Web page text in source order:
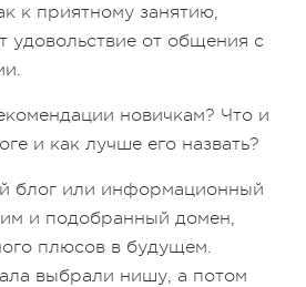
к приятному занятию,
удовольствие от общения с
новичкам? Что и
и как лучше его назвать?
блог или информационный
и подобранный домен,
плюсов в будущем.
выбрали нишу, а потом